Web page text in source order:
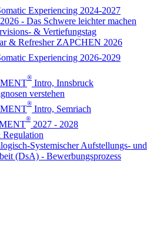
Experiencing 2024-2027
- Das Schwere leichter machen
& Vertiefungstag
& Refresher ZAPCHEN 2026
Experiencing 2026-2029
®
Intro, Innsbruck
verstehen
®
Intro, Semriach
®
2027 - 2028
Regulation
Systemischer Aufstellungs- und
(DsA) - Bewerbungsprozess